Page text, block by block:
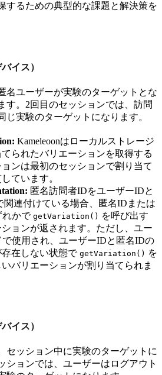
するための典型的な課題と解決策を
イス）
名ユーザーが実験のターゲットとな
す。2回目のセッションでは、訪問
じ実験のターゲットになります。
Kameleoonはローカルストレージ
られたバリエーションを取得する
ンは最初のセッションで割り当て
ています。
匿名訪問者IDをユーザーIDと
関連付けている場合、匿名IDまたは
れかで getVariation() を呼び出す
ョンが返されます。ただし、ユー
使用され、ユーザーIDと匿名IDの
在しない状態で getVariation() を
バリエーションが割り当てられま
イス）
セッション中に実験のターゲットに
ションでは、ユーザーはログアウト